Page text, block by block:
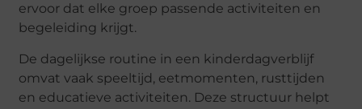
ervoor dat elke groep passende activiteiten en
begeleiding krijgt.
De dagelijkse routine in een kinderdagverblijf
omvat vaak speeltijd, eetmomenten, rusttijden
en educatieve activiteiten. Deze structuur helpt